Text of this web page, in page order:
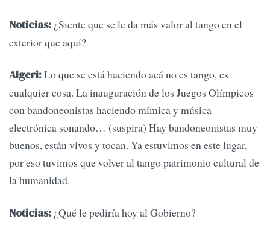
Noticias: ¿Siente que se le da más valor al tango en el
exterior que aquí?
Algeri:Lo que se está haciendo acá no es tango, es
cualquier cosa. La inauguración de los Juegos Olímpicos
con bandoneonistas haciendo mímica y música
electrónica sonando… (suspira) Hay bandoneonistas muy
buenos, están vivos y tocan. Ya estuvimos en este lugar,
por eso tuvimos que volver al tango patrimonio cultural de
la humanidad.
Noticias: ¿Qué le pediría hoy al Gobierno?